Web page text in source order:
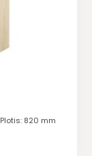
Plotis: 820 mm